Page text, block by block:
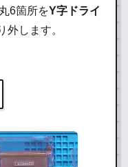
6箇所をY字ドライ
外します。